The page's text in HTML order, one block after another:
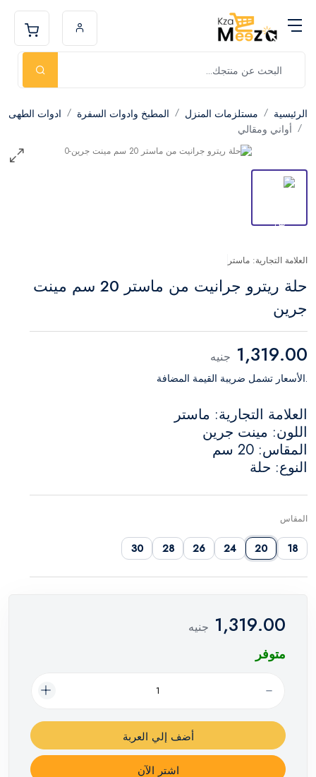
الرئيسية مستلزمات المنزل المطبخ وادوات السفرة
ادوات الطهى
أواني ومقالي
العلامة التجارية: ماستر
حلة ريترو جرانيت من ماستر 20 سم مينت
جرين
1,319.00 جنيه
.الأسعار تشمل ضريبة القيمة المضافة
العلامة التجارية: ماستر
اللون: مينت جرين
المقاس: 20 سم
النوع: حلة
المقاس
18
20
24
26
28
30
1,319.00 جنيه
متوفر
أضف إلي العربة
اشترِ الآن